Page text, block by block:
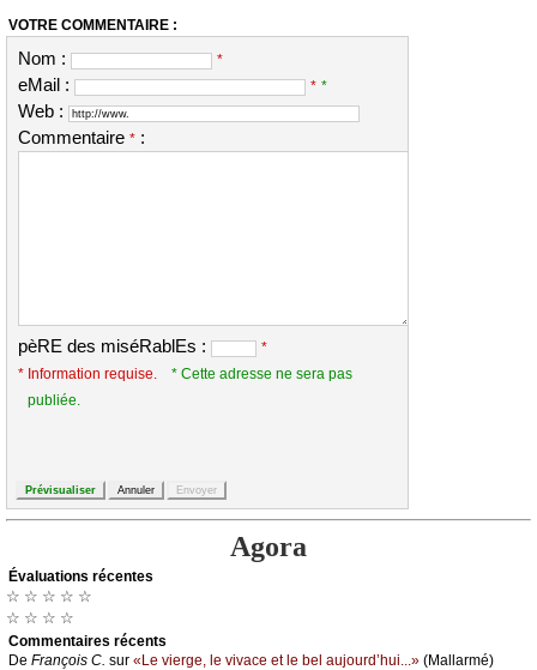
VOTRE COMMENTAIRE :
Nom : *
eMail : * *
Web :
Commentaire * :
pèRE des miséRablEs :
*
* Information requise.
* Cette adresse ne sera pas
publiée.
Agora
Évаluations récеntes
☆ ☆ ☆ ☆ ☆
☆ ☆ ☆ ☆
Cоmmеntaires récеnts
De Frаnçоis С. sur «Lе viеrgе, lе vivасе еt lе bеl аuјоurd’hui...» (Μаllаrmé)